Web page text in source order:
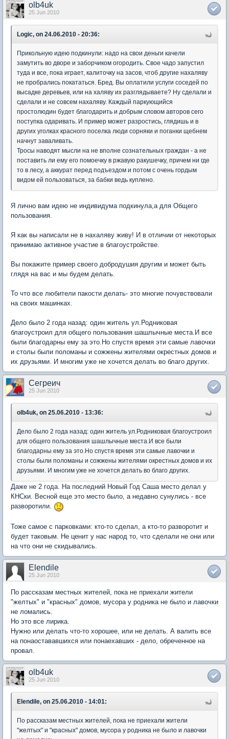
olb4uk
25 Jun 2010
Logic, on 24.06.2010 - 20:36:
Прикольную идею подкинули: надо на свои деньги качели
замутить во дворе и заборчиком огородить. Свое чадо запустил
туда и все, пока играет, калиточку на засов, чтоб другие нахаляву
не пробрались покататься. Бред. Вы оплатили услуги соседей по
высадке деревьев, или на халяву их разглядываете? Ну сделали и
сделали и не совсем нахаляву. Каждый паркующийся
простолюдин будет благодарить и добрым словом авторов сего
поступка одаривать. И пример может разростись, глядишь и в
других уголках красного поселка люди сорняки и поганки щебнем
начнут заваливать.
Тросы наводят мысли на не вполне сознательных граждан - а не
поставить ли ему его помоечку в ржавую ракушечку, причем ни где
то в лесу, а аккурат перед подъездом и потом с очень гордым
видом ей пользоваться, за бабки ведь куплено.
Я лично вам идею не индивидума подкинула,а для Общего
пользования.
Я как вы написали не в нахаляву живу! И в отличии от некоторых
принимаю активное участие в благоустройстве.
Вы покажите пример своего добродушия другим и может быть
глядя на вас и мы будем делать.
То что все любители пакости делать- это многие почувствовали
на своих машинках.
Дело было 2 года назад: один житель ул.Родниковая
благоустроил для общего пользования шашлычные места.И все
были благодарны ему за это.Но спустя время эти самые лавочки
и столы были поломаны и сожжены жителями окрестных домов и
их друзьями. И многим уже не хочется делать во благо других.
Сегреич
25 Jun 2010
olb4uk, on 25.06.2010 - 13:36:
Дело было 2 года назад: один житель ул.Родниковая благоустроил
для общего пользования шашлычные места.И все были
благодарны ему за это.Но спустя время эти самые лавочки и
столы были поломаны и сожжены жителями окрестных домов и их
друзьями. И многим уже не хочется делать во благо других.
Даже не 2 года. На последний Новый Год Саша место делал у
КНСки. Весной еще это место было, а недавно сунулись - все
разворотили.
Тоже самое с парковками: кто-то сделал, а кто-то разворотит и
будет таковым. Не ценит у нас народ то, что сделали не они или
на что они не скидывались.
Elendile
25 Jun 2010
По рассказам местных жителей, пока не приехали жители
"желтых" и "красных" домов, мусора у родника не было и лавочки
не ломались.
Но это все лирика.
Нужно или делать что-то хорошее, или не делать. А валить все
на понаостававшихся или понаехавших - дело, обреченное на
провал.
olb4uk
25 Jun 2010
Elendile, on 25.06.2010 - 14:01:
По рассказам местных жителей, пока не приехали жители
"желтых" и "красных" домов, мусора у родника не было и лавочки